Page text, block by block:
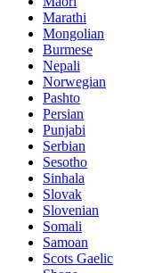
Marathi
Mongolian
Burmese
Nepali
Norwegian
Pashto
Persian
Punjabi
Serbian
Sesotho
Sinhala
Slovak
Slovenian
Somali
Samoan
Scots Gaelic